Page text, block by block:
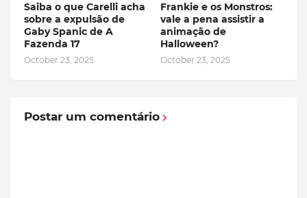
Saiba o que Carelli acha
sobre a expulsão de
Gaby Spanic de A
Fazenda 17
October 23, 2025
Frankie e os Monstros:
vale a pena assistir a
animação de
Halloween?
October 23, 2025
Postar um comentário